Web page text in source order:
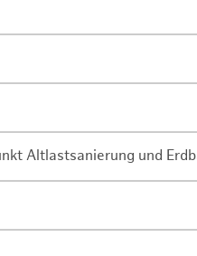
Altlastsanierung und